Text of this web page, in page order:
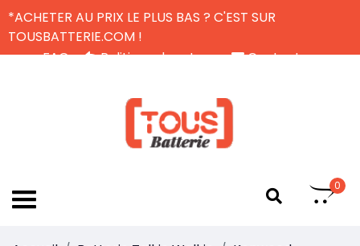
*ACHETER AU PRIX LE PLUS BAS ? C'EST SUR
TOUSBATTERIE.COM !
FAQ
Politique de retour
Contactez-nous
0